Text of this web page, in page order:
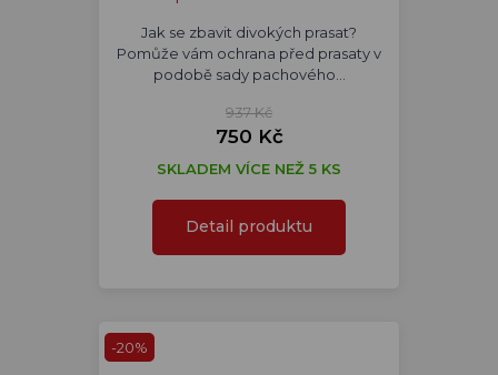
Jak se zbavit divokých prasat?
Pomůže vám ochrana před prasaty v
podobě sady pachového…
937 Kč
750 Kč
SKLADEM VÍCE NEŽ 5 KS
Detail produktu
-20%